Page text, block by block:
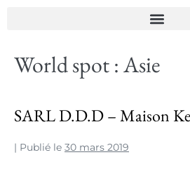
World spot :Asie
SARL D.D.D – Maison
| Publié le 30 mars 2019